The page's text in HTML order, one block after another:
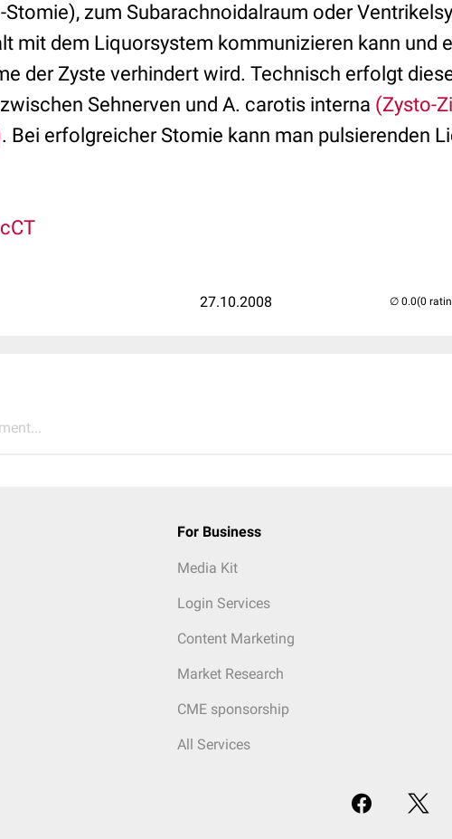
zum Subarachnoidalraum oder
mit dem Liquorsystem kommunizieren kann und
der Zyste verhindert wird. Technisch erfolgt
Sehnerven und A. carotis interna (Zysto-
. Bei erfolgreicher Stomie kann man pulsierenden
27.10.2008 (0
For Business
Media Kit
Login Services
Content Marketing
Market Research
CME sponsorship
All Services